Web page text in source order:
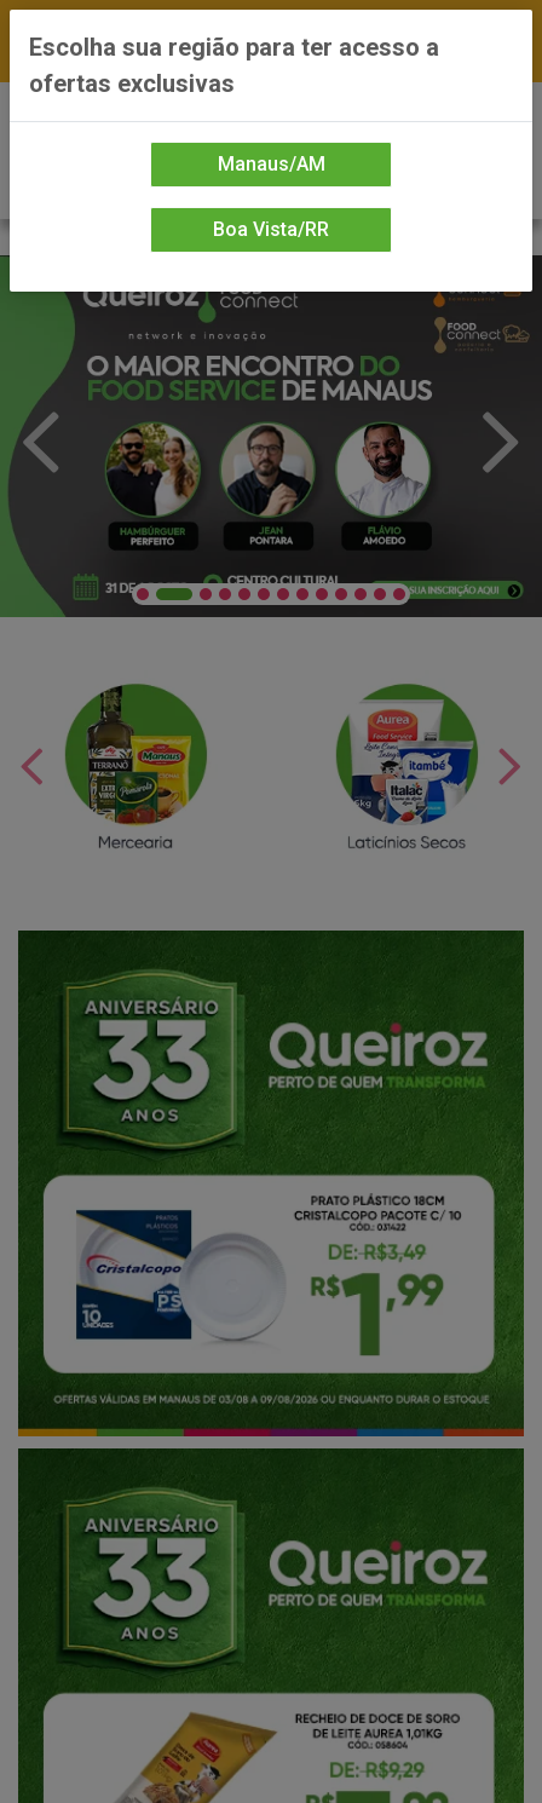
*Preços exclusivos do site — Entrega em até 24h
Escolha sua região para ter acesso a
ofertas exclusivas
Manaus/AM
Boa Vista/RR